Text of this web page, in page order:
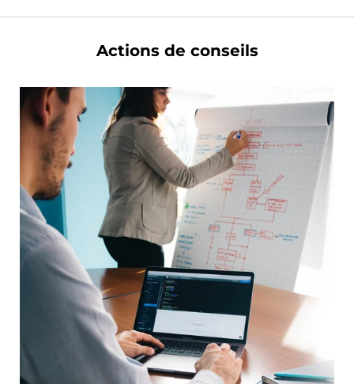
Actions de conseils